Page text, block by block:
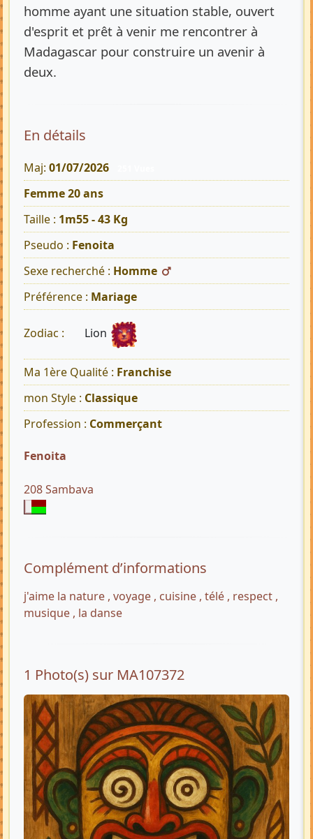
homme ayant une situation stable, ouvert
d'esprit et prêt à venir me rencontrer à
Madagascar pour construire un avenir à
deux.
En détails
Maj: 01/07/2026
Femme 20 ans
Taille : 1m55 - 43 Kg
Pseudo : Fenoita
Sexe recherché : Homme
Préférence : Mariage
Zodiac : Lion
Ma 1ère Qualité : Franchise
mon Style : Classique
Profession : Commerçant
Fenoita
208 Sambava
Complément d’informations
j'aime la nature , voyage , cuisine , télé , respect ,
musique , la danse
1 Photo(s) sur MA107372